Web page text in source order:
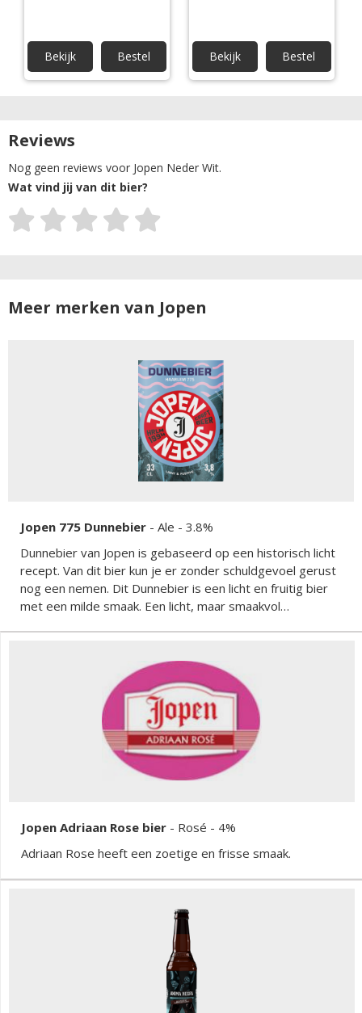
Bekijk Bestel Bekijk Bestel
Reviews
Nog geen reviews voor Jopen Neder Wit.
Wat vind jij van dit bier?
Meer merken van Jopen
Jopen 775 Dunnebier - Ale - 3.8%
Dunnebier van Jopen is gebaseerd op een historisch licht
recept. Van dit bier kun je er zonder schuldgevoel gerust
nog een nemen. Dit Dunnebier is een licht en fruitig bier
met een milde smaak. Een licht, maar smaakvol
Jopen Adriaan Rose bier - Rosé - 4%
Adriaan Rose heeft een zoetige en frisse smaak.